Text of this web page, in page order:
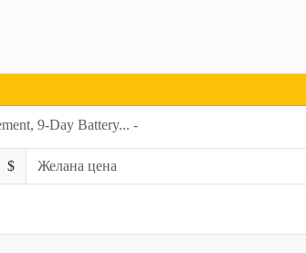
9-Day Battery... -
$